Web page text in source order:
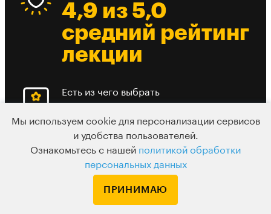
4,9 из 5,0
средний рейтинг
лекции
Есть из чего выбрать
До 10 разных
вебинаров в
день
Мы используем cookie для персонализации сервисов
и удобства пользователей.
Ознакомьтесь с нашей политикой обработки
персональных данных
ПРИНИМАЮ